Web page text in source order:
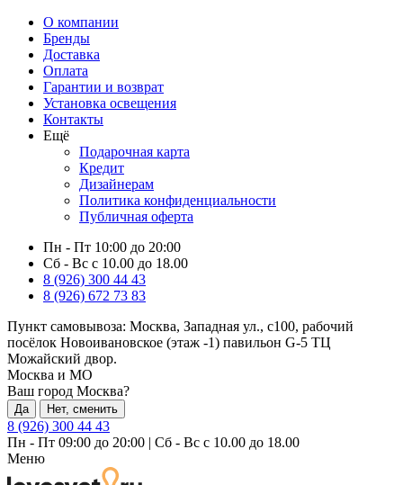
О компании
Бренды
Доставка
Оплата
Гарантии и возврат
Установка освещения
Контакты
Ещё
Подарочная карта
Кредит
Дизайнерам
Политика конфиденциальности
Публичная оферта
Пн - Пт 10:00 до 20:00
Сб - Вс с 10.00 до 18.00
8 (926) 300 44 43
8 (926) 672 73 83
Пункт самовывоза: Москва, Западная ул., с100, рабочий
посёлок Новоивановское (этаж -1) павильон G-5 ТЦ
Можайский двор.
Москва и МО
Ваш город Москва?
Да Нет, сменить
8 (926) 300 44 43
Пн - Пт 09:00 до 20:00 | Сб - Вс с 10.00 до 18.00
Меню